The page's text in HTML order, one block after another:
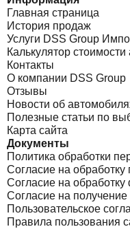
Главная страница
История продаж
Услуги DSS Group
Калькулятор
Контакты
О компании DSS Group
Отзывы
Новости об
Полезные статьи по
Карта сайта
Документы
Политика обработки
Согласие на
Согласие на обработку
Согласие на
Пользовательское
Правила пользования